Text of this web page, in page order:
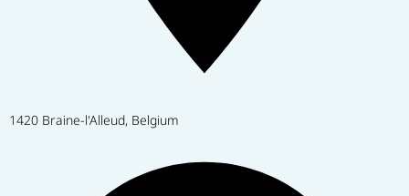
1420 Braine-l'Alleud, Belgium